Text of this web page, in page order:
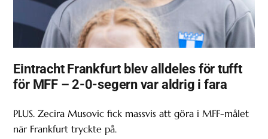
Eintracht Frankfurt blev alldeles för tufft
för MFF – 2-0-segern var aldrig i fara
PLUS. Zecira Musovic fick massvis att göra i MFF-målet
när Frankfurt tryckte på.